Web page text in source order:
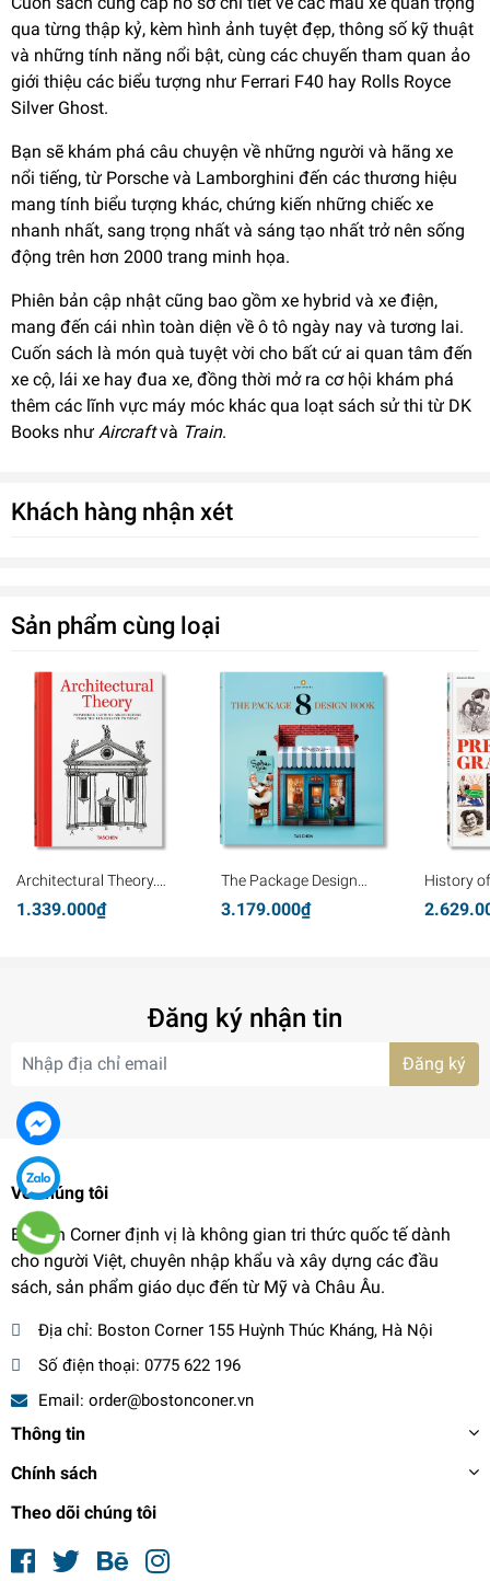
qua từng thập kỷ, kèm hình ảnh tuyệt đẹp, thông số kỹ thuật
và những tính năng nổi bật, cùng các chuyến tham quan ảo
giới thiệu các biểu tượng như Ferrari F40 hay Rolls Royce
Silver Ghost.
Bạn sẽ khám phá câu chuyện về những người và hãng xe
nổi tiếng, từ Porsche và Lamborghini đến các thương hiệu
mang tính biểu tượng khác, chứng kiến những chiếc xe
nhanh nhất, sang trọng nhất và sáng tạo nhất trở nên sống
động trên hơn 2000 trang minh họa.
Phiên bản cập nhật cũng bao gồm xe hybrid và xe điện,
mang đến cái nhìn toàn diện về ô tô ngày nay và tương lai.
Cuốn sách là món quà tuyệt vời cho bất cứ ai quan tâm đến
xe cộ, lái xe hay đua xe, đồng thời mở ra cơ hội khám phá
thêm các lĩnh vực máy móc khác qua loạt sách sử thi từ DK
Books như Aircraftvà Train.
Khách hàng nhận xét
Sản phẩm cùng loại
Architectural Theory.
Pioneering Texts on
Architecture from the
1.339.000₫
The Package Design
Book 8
3.179.000₫
History
Đăng ký nhận tin
Đăng ký
Về chúng tôi
Boston Corner định vị là không gian tri thức quốc tế dành
cho người Việt, chuyên nhập khẩu và xây dựng các đầu
sách, sản phẩm giáo dục đến từ Mỹ và Châu Âu.
Địa chỉ: Boston Corner 155 Huỳnh Thúc Kháng, Hà Nội
Số điện thoại: 0775 622 196
Email: order@bostonconer.vn
Thông tin
Chính sách
Theo dõi chúng tôi